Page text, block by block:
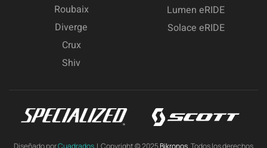
Roubaix
Diverge
Crux
Shiv
Lumen eRIDE
Solace eRIDE
Diseñado porCuadrados | Copyright © 2025Bikronos. Todos los derechos